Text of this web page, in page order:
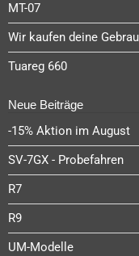
MT-07
Wir kaufen deine
Tuareg 660
Neue Beiträge
-15% Aktion im August
SV-7GX - Probefahren
R7
R9
UM-Modelle